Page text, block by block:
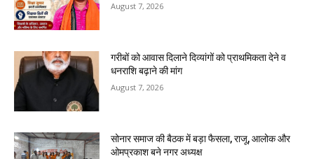
August 7, 2026
गरीबों को आवास दिलाने दिव्यांगों को प्राथमिकता देने व
धनराशि बढ़ाने की मांग
August 7, 2026
सोनार समाज की बैठक में बड़ा फैसला, राजू, आलोक और
ओमप्रकाश बने नगर अध्यक्ष